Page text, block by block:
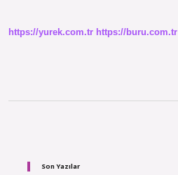
Yaşında
https://yurek.com.tr https://buru.com.tr
Son Yazılar